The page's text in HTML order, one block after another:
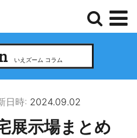
ュ
いえズーム コラム
日時: 2024.09.02
展示場まとめ